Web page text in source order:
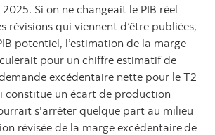
Si on ne changeait le PIB réel
révisions qui viennent d’être publiées,
potentiel, l’estimation de la marge
pour un chiffre estimatif de
excédentaire nette pour le T2
un écart de production
s’arrêter quelque part au milieu
révisée de la marge excédentairede